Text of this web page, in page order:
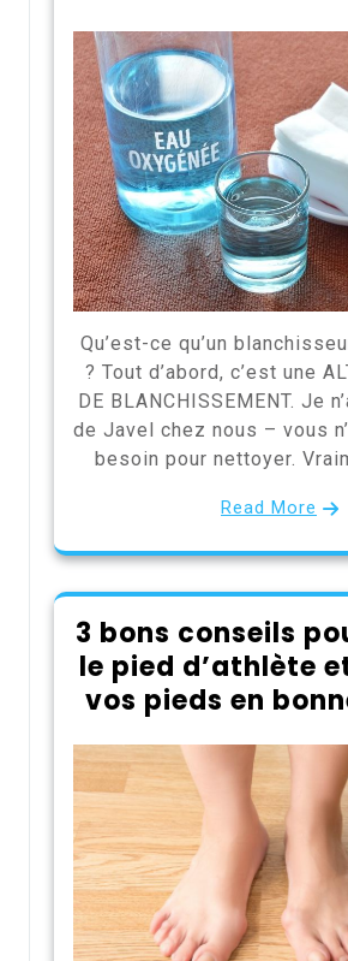
Qu’est-ce qu’un
? Tout d’abord, c’est une
DE BLANCHISSEMENT. Je
de Javel chez nous – vous
besoin pour nettoyer.
Read More
3 bons conseils
le pied d’athlète
vos pieds en